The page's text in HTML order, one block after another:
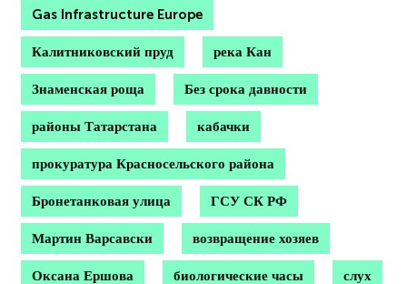
Gas Infrastructure Europe
Калитниковский пруд река Кан
Знаменская роща Без срока давности
районы Татарстана кабачки
прокуратура Красносельского района
Бронетанковая улица ГСУ СК РФ
Мартин Варсавски возвращение хозяев
Оксана Ершова биологические часы слух